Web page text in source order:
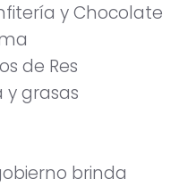
y Chocolate
de Res
y grasas
brinda